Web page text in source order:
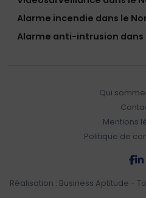
Alarme incendie dans le
Alarme anti-intrusion dans
Qui
Mentions
Politique de
Réalisation : Business Aptitude -